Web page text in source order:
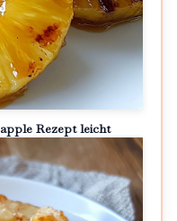
Rezept leicht